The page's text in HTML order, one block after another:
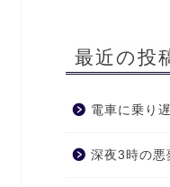
最近の投
電車に乗り
深夜3時の悪